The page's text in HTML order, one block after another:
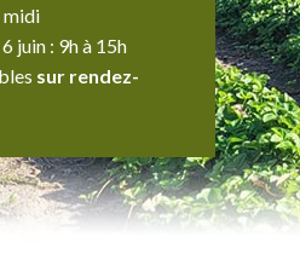
midi
juin : 9h à 15h
sur rendez-